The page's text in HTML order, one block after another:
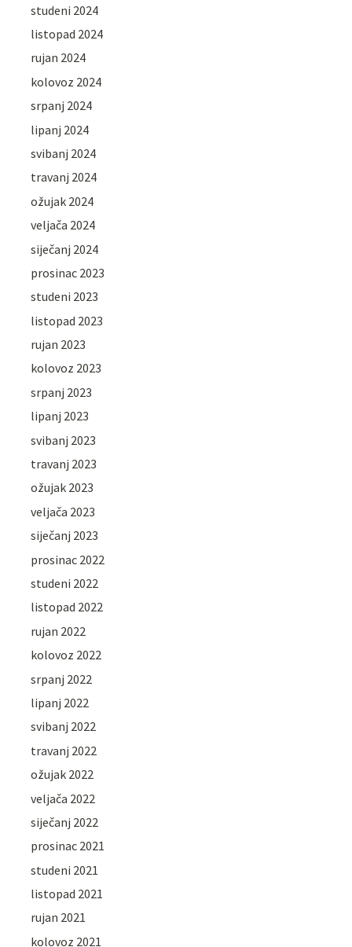
studeni 2024
listopad 2024
rujan 2024
kolovoz 2024
srpanj 2024
lipanj 2024
svibanj 2024
travanj 2024
ožujak 2024
veljača 2024
siječanj 2024
prosinac 2023
studeni 2023
listopad 2023
rujan 2023
kolovoz 2023
srpanj 2023
lipanj 2023
svibanj 2023
travanj 2023
ožujak 2023
veljača 2023
siječanj 2023
prosinac 2022
studeni 2022
listopad 2022
rujan 2022
kolovoz 2022
srpanj 2022
lipanj 2022
svibanj 2022
travanj 2022
ožujak 2022
veljača 2022
siječanj 2022
prosinac 2021
studeni 2021
listopad 2021
rujan 2021
kolovoz 2021